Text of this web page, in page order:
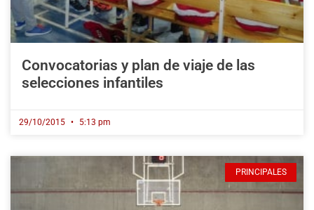
Convocatorias y plan de viaje de las
selecciones infantiles
29/10/2015 5:13 pm
PRINCIPALES